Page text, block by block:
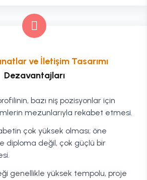
ve İletişim Tasarımı
Dezavantajları
bazı niş pozisyonlar için
mezunlarıyla rekabet etmesi.
çok yüksek olması; öne
diploma değil, çok güçlü bir
genellikle yüksek tempolu, proje